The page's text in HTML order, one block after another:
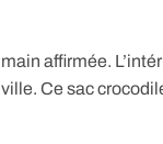
affirmée.
Ce sac